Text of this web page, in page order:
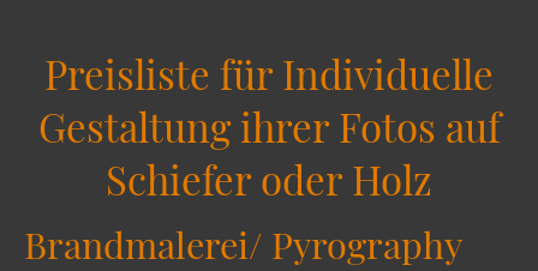
Preisliste für Individuelle
Gestaltung ihrer Fotos auf
Schiefer oder Holz
Brandmalerei/ Pyrography